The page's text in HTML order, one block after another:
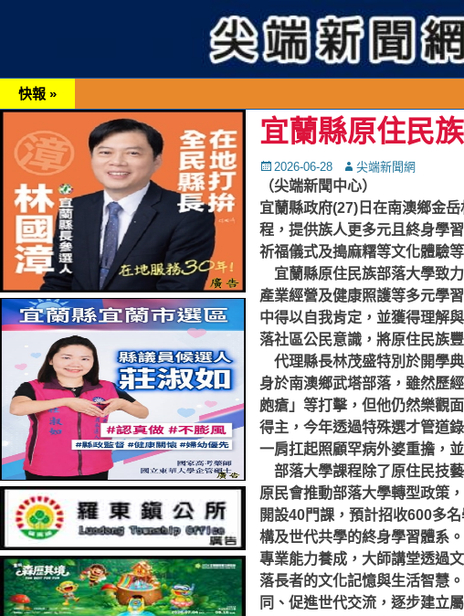
快報 »
宜蘭縣原住民
Posted
on
2026-06-28 Autor尖端新聞網
（尖端新聞中心）
宜蘭縣政府(27)日在南澳鄉金
程，提供族人更多元且終身學
祈福儀式及搗麻糬等文化體驗
宜蘭縣原住民族部落大學致
產業經營及健康照護等多元學
中得以自我肯定，並獲得理解
落社區公民意識，將原住民族
代理縣長林茂盛特別於開學
身於南澳鄉武塔部落，雖然歷
皰瘡」等打擊，但他仍然樂觀
得主，今年透過特殊選才管道
一肩扛起照顧罕病外婆重擔，
部落大學課程除了原住民技
原民會推動部落大學轉型政策
開設40門課，預計招收600多
構及世代共學的終身學習體系
專業能力養成，大師講堂透過
落長者的文化記憶與生活智慧
同、促進世代交流，逐步建立